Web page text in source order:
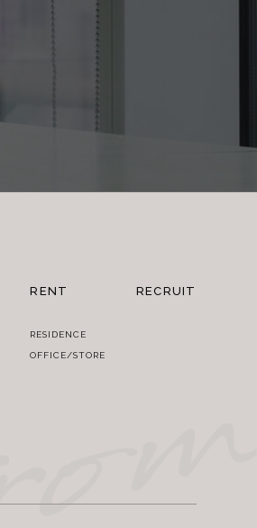
RENT
RESIDENCE
OFFICE/STORE
RECRUIT